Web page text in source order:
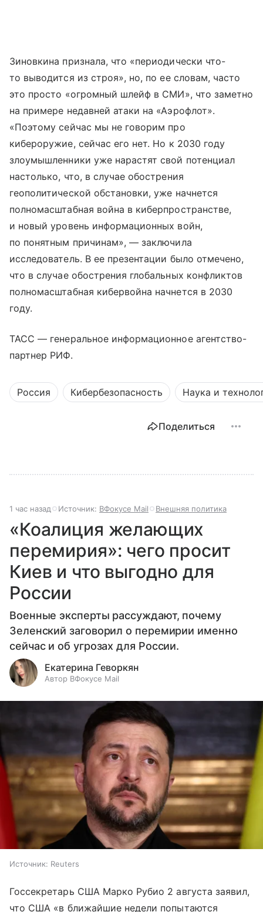
Зиновкина признала, что «периодически что-
то выводится из строя», но, по ее словам, часто
это просто «огромный шлейф в СМИ», что заметно
на примере недавней атаки на «Аэрофлот».
«Поэтому сейчас мы не говорим про
кибероружие, сейчас его нет. Но к 2030 году
злоумышленники уже нарастят свой потенциал
настолько, что, в случае обострения
геополитической обстановки, уже начнется
полномасштабная война в киберпространстве,
и новый уровень информационных войн,
по понятным причинам», — заключила
исследователь. В ее презентации было отмечено,
что в случае обострения глобальных конфликтов
полномасштабная кибервойна начнется в 2030
году.
ТАСС — генеральное информационное агентство-
партнер РИФ.
Россия Кибербезопасность Наука и
Поделиться
1 час назад Источник: ВФокусе Mail Внешняя политика
«Коалиция желающих
перемирия»: чего просит
Киев и что выгодно для
России
Военные эксперты рассуждают, почему
Зеленский заговорил о перемирии именно
сейчас и об угрозах для России.
Екатерина Геворкян
Автор ВФокусе Mail
Источник: Reuters
Госсекретарь США Марко Рубио 2 августа заявил,
что США «в ближайшие недели попытаются